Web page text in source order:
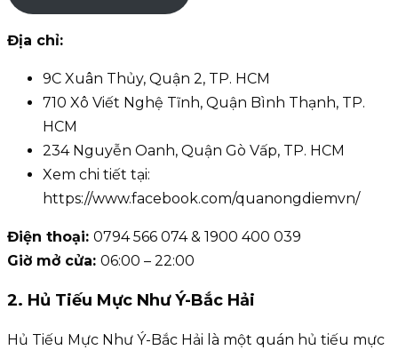
Địa chỉ:
9C Xuân Thủy, Quận 2, TP. HCM
710 Xô Viết Nghệ Tĩnh, Quận Bình Thạnh, TP.
HCM
234 Nguyễn Oanh, Quận Gò Vấp, TP. HCM
Xem chi tiết tại:
https://www.facebook.com/quanongdiemvn/
Điện thoại: 0794 566 074 & 1900 400 039
Giờ mở cửa: 06:00 – 22:00
2. Hủ Tiếu Mực Như Ý-Bắc Hải
Hủ Tiếu Mực Như Ý-Bắc Hải là một quán hủ tiếu mực